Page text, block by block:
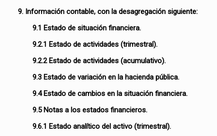
9. Información contable, con la desagregación siguiente:
9.1 Estado de situación financiera.
9.2.1 Estado de actividades (trimestral).
9.2.2 Estado de actividades (acumulativo).
9.3 Estado de variación en la hacienda pública.
9.4 Estado de cambios en la situación financiera.
9.5 Notas a los estados financieros.
9.6.1 Estado analítico del activo (trimestral).